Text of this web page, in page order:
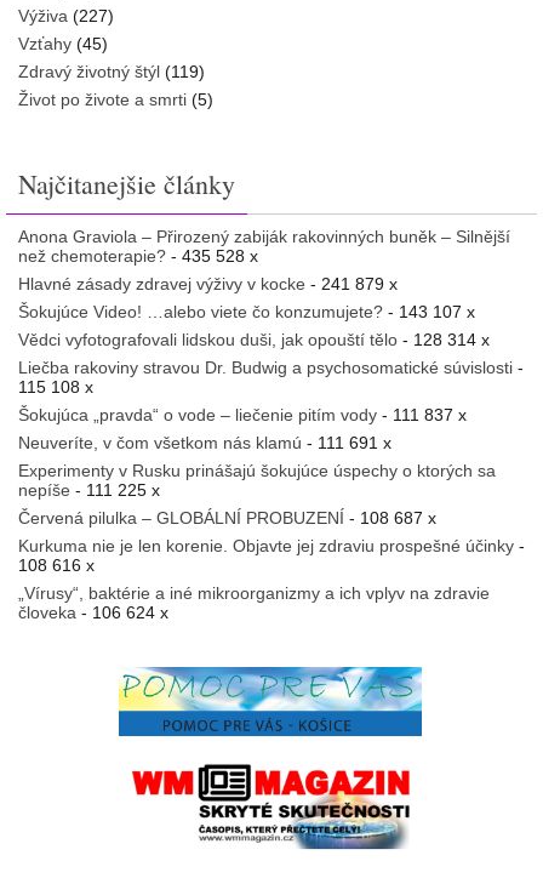
Výživa (227)
Vzťahy (45)
Zdravý životný štýl (119)
Život po živote a smrti (5)
Najčitanejšie články
Anona Graviola – Přirozený zabiják rakovinných buněk – Silnější
než chemoterapie? - 435 528 x
Hlavné zásady zdravej výživy v kocke - 241 879 x
Šokujúce Video! …alebo viete čo konzumujete? - 143 107 x
Vědci vyfotografovali lidskou duši, jak opouští tělo - 128 314 x
Liečba rakoviny stravou Dr. Budwig a psychosomatické súvislosti -
115 108 x
Šokujúca „pravda“ o vode – liečenie pitím vody - 111 837 x
Neuveríte, v čom všetkom nás klamú - 111 691 x
Experimenty v Rusku prinášajú šokujúce úspechy o ktorých sa
nepíše - 111 225 x
Červená pilulka – GLOBÁLNÍ PROBUZENÍ - 108 687 x
Kurkuma nie je len korenie. Objavte jej zdraviu prospešné účinky -
108 616 x
„Vírusy“, baktérie a iné mikroorganizmy a ich vplyv na zdravie
človeka - 106 624 x